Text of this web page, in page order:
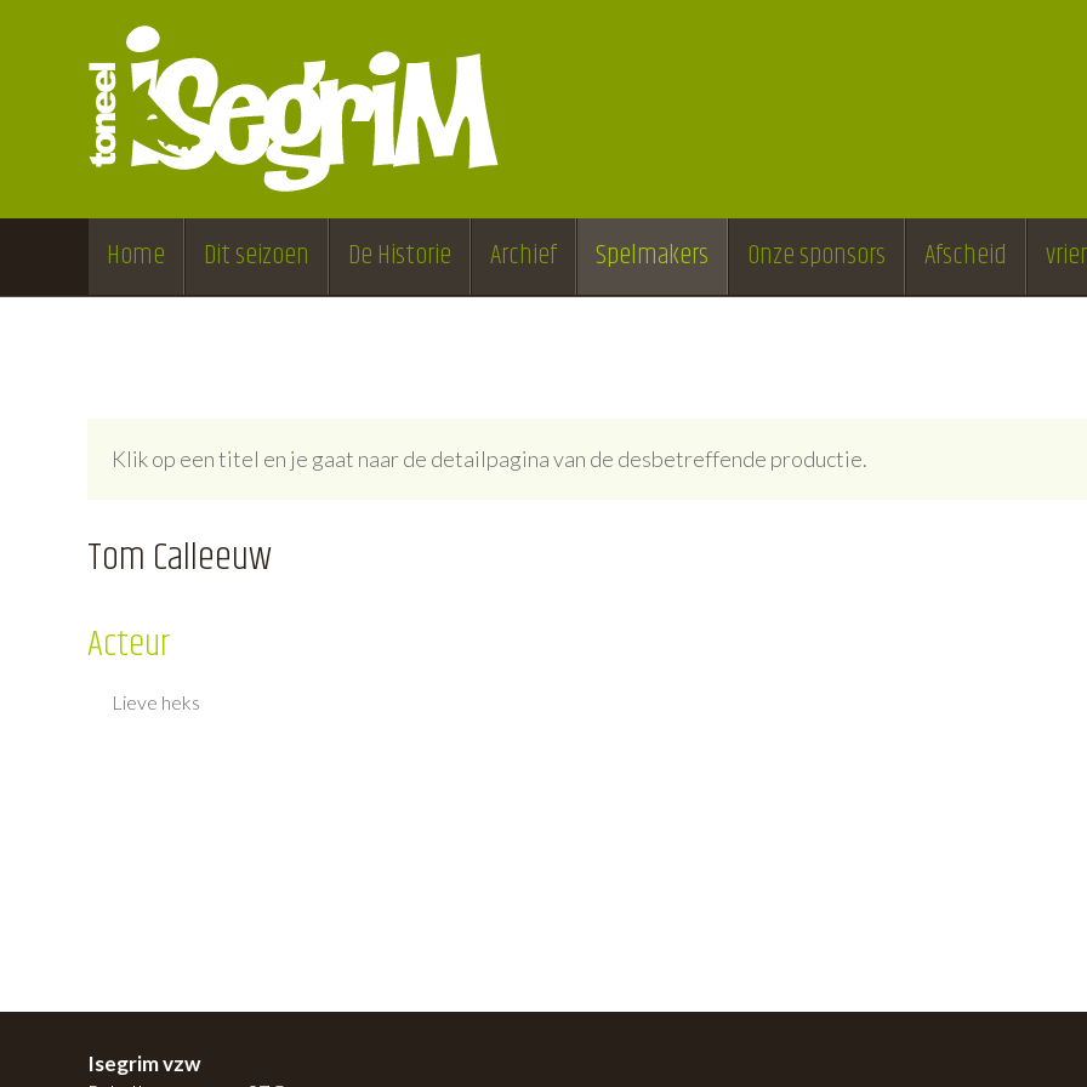
Home Dit seizoen De Historie Archief Spelmakers Onze sponsors Afscheid
Klik op een titel en je gaat naar de detailpagina van de desbetreffende productie.
Tom Calleeuw
Acteur
Lieve heks
Isegrim vzw